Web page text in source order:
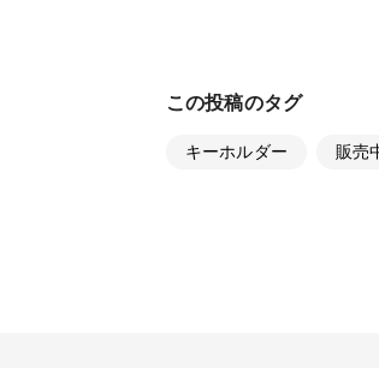
この投稿のタグ
キーホルダー 販売